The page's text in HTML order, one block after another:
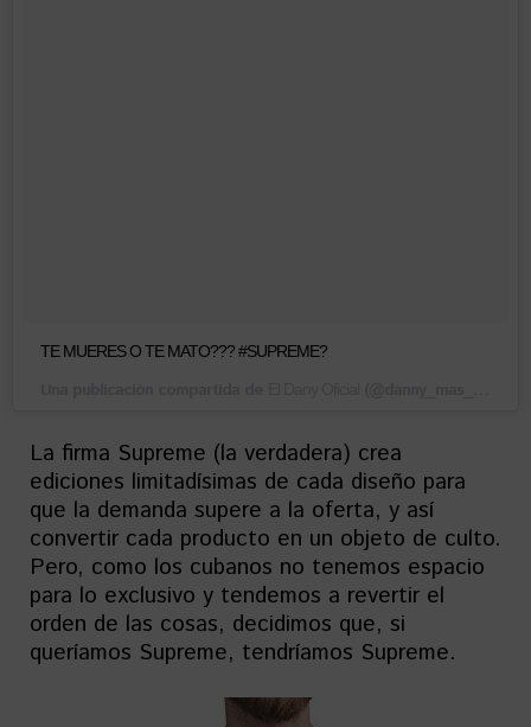
TE MUERES O TE MATO??? #SUPREME?
La firma Supreme (la verdadera) crea
ediciones limitadísimas de cada diseño para
que la demanda supere a la oferta, y así
convertir cada producto en un objeto de culto.
Pero, como los cubanos no tenemos espacio
para lo exclusivo y tendemos a revertir el
orden de las cosas, decidimos que, si
queríamos Supreme, tendríamos Supreme.